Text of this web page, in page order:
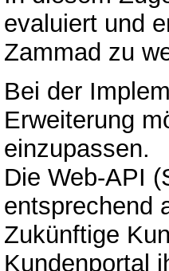
evaluiert und
Zammad zu
Bei der
Erweiterung
einzupassen.
Die Web-API
entsprechend
Zukünftige
Kundenportal